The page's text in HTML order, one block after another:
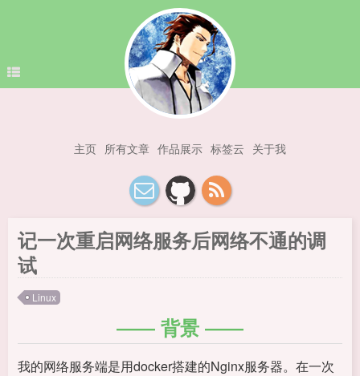
主页 所有文章 作品展示 标签云 关于我
记一次重启网络服务后网络不通的调
试
Linux
背景
我的网络服务端是用docker搭建的Nginx服务器。在一次